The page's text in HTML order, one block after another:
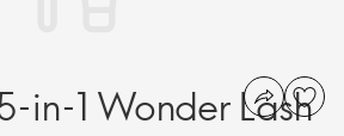
in-1 Wonder Lash